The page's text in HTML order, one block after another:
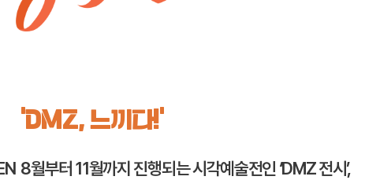
‘DMZ, 느끼다!’
8월부터 11월까지 진행되는 시각예술전인 ‘DMZ 전시’,